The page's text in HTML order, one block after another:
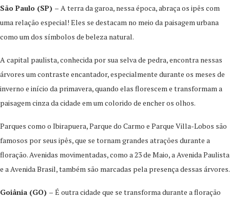
São Paulo (SP) – A terra da garoa, nessa época, abraça os ipês com
uma relação especial! Eles se destacam no meio da paisagem urbana
como um dos símbolos de beleza natural.
A capital paulista, conhecida por sua selva de pedra, encontra nessas
árvores um contraste encantador, especialmente durante os meses de
inverno e início da primavera, quando elas florescem e transformam a
paisagem cinza da cidade em um colorido de encher os olhos.
Parques como o Ibirapuera, Parque do Carmo e Parque Villa-Lobos são
famosos por seus ipês, que se tornam grandes atrações durante a
floração. Avenidas movimentadas, como a 23 de Maio, a Avenida Paulista
e a Avenida Brasil, também são marcadas pela presença dessas árvores.
Goiânia (GO) – É outra cidade que se transforma durante a floração